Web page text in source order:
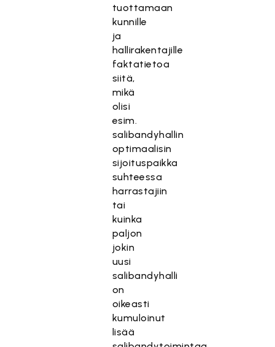
tuottamaan
kunnille
ja
hallirakentajille
faktatietoa
siitä,
mikä
olisi
esim.
salibandyhallin
optimaalisin
sijoituspaikka
suhteessa
harrastajiin
tai
kuinka
paljon
jokin
uusi
salibandyhalli
on
oikeasti
kumuloinut
lisää